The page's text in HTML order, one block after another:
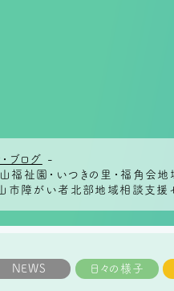
ブログ
-
祉園・いつきの里・福角会
松山市障がい者北部地域相談支
NEWS 日々の様子